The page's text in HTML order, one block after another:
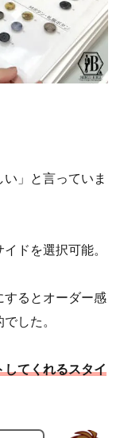
」と言っていま
ドを選択可能。
するとオーダー感
した。
してくれるスタイ